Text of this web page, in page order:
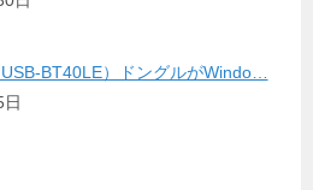
USB-BT40LE）ドングルがWindo…